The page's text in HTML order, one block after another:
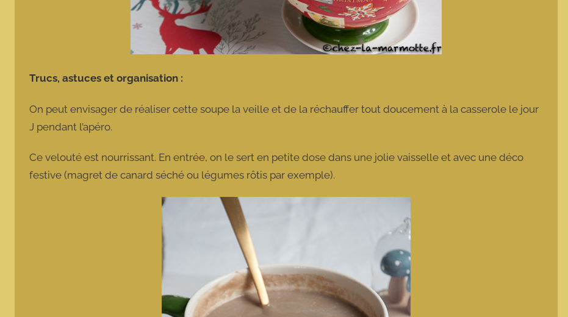
Trucs, astuces et organisation :
On peut envisager de réaliser cette soupe la veille et de la réchauffer tout doucement à la casserole le jour
J pendant l’apéro.
Ce velouté est nourrissant. En entrée, on le sert en petite dose dans une jolie vaisselle et avec une déco
festive (magret de canard séché ou légumes rôtis par exemple).